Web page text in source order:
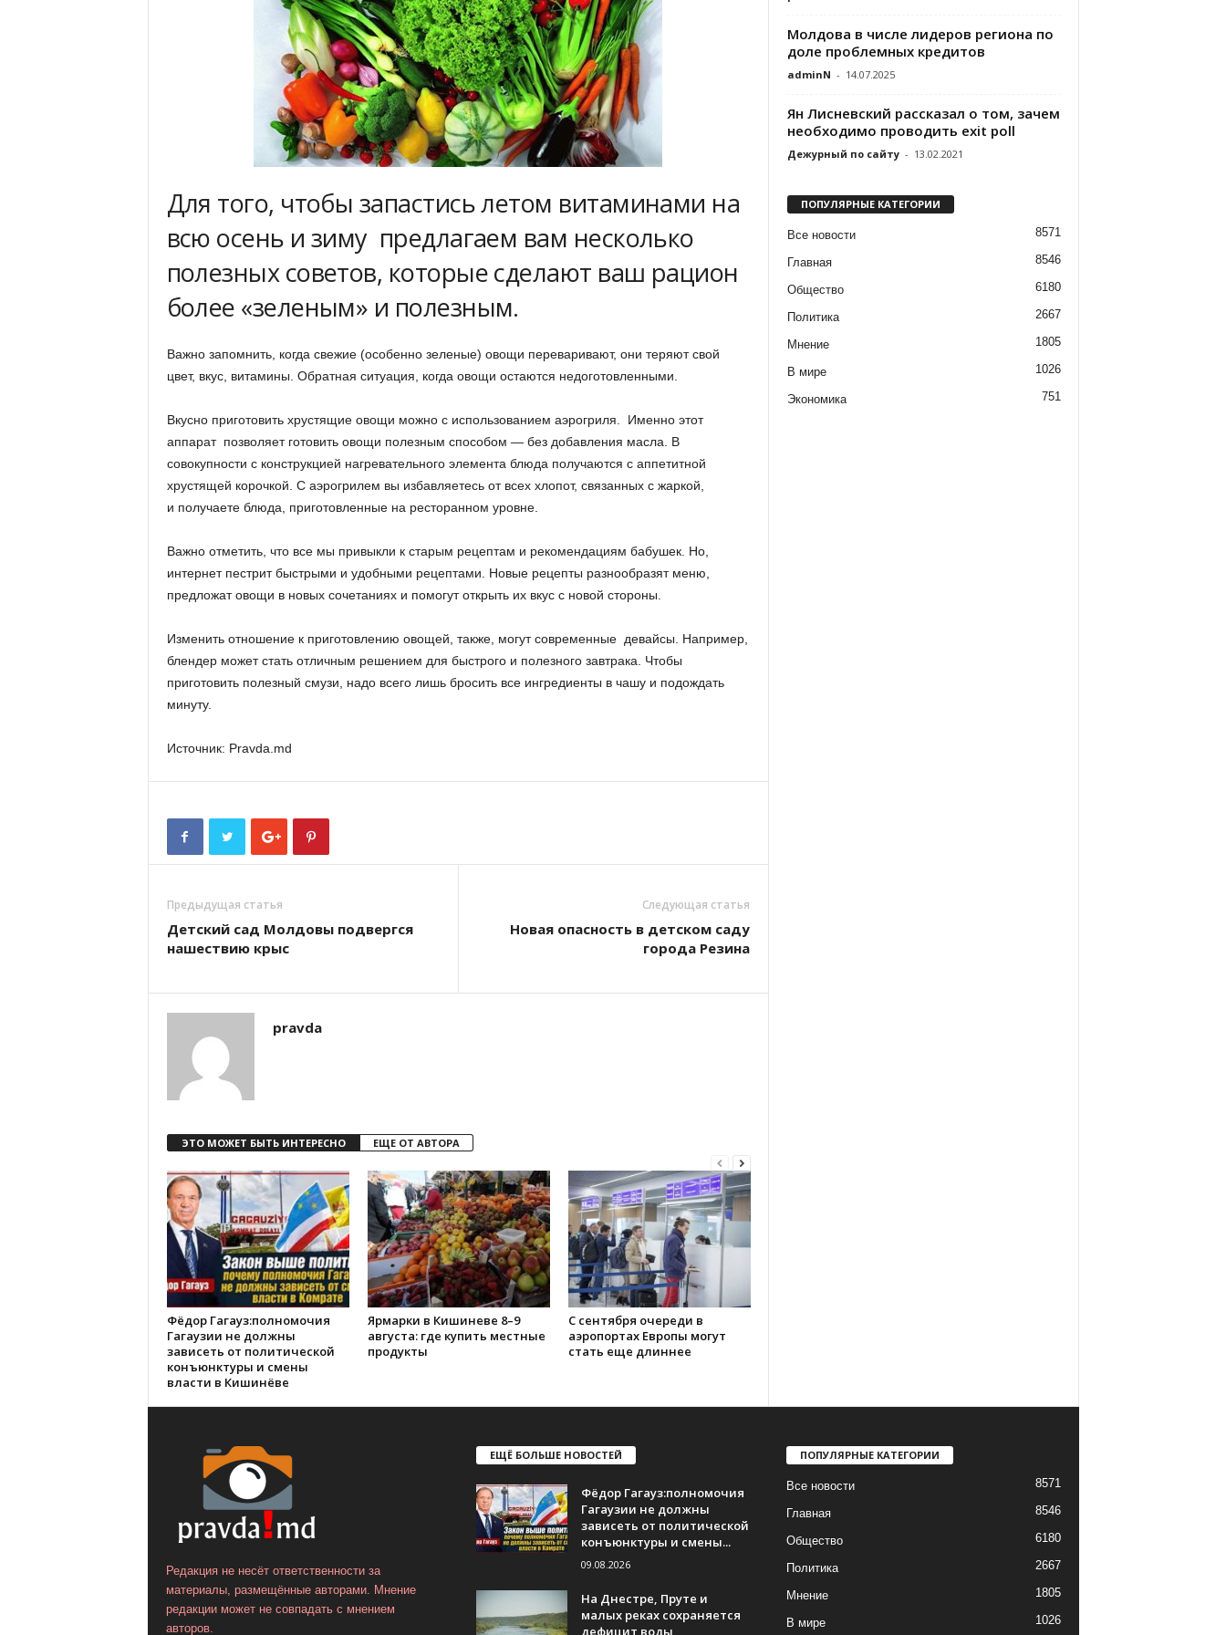
Для того, чтобы запастись летом витаминами на
всю осень и зиму предлагаем вам несколько
полезных советов, которые сделают ваш рацион
более «зеленым» и полезным.
Важно запомнить, когда свежие (особенно зеленые) овощи переваривают, они теряют свой
цвет, вкус, витамины. Обратная ситуация, когда овощи остаются недоготовленными.
Вкусно приготовить хрустящие овощи можно с использованием аэрогриля. Именно этот
аппарат позволяет готовить овощи полезным способом — без добавления масла. В
совокупности с конструкцией нагревательного элемента блюда получаются с аппетитной
хрустящей корочкой. С аэрогрилем вы избавляетесь от всех хлопот, связанных с жаркой,
и получаете блюда, приготовленные на ресторанном уровне.
Важно отметить, что все мы привыкли к старым рецептам и рекомендациям бабушек. Но,
интернет пестрит быстрыми и удобными рецептами. Новые рецепты разнообразят меню,
предложат овощи в новых сочетаниях и помогут открыть их вкус с новой стороны.
Изменить отношение к приготовлению овощей, также, могут современные девайсы. Например,
блендер может стать отличным решением для быстрого и полезного завтрака. Чтобы
приготовить полезный смузи, надо всего лишь бросить все ингредиенты в чашу и подождать
минуту.
Источник: Pravda.md
Предыдущая статья
Детский сад Молдовы подвергся
нашествию крыс
Следующая статья
Новая опасность в детском саду
города Резина
pravda
ЭТО МОЖЕТ БЫТЬ ИНТЕРЕСНО ЕЩЕ ОТ АВТОРА
Фёдор Гагауз:полномочия
Гагаузии не должны
зависеть от политической
конъюнктуры и смены
власти в Кишинёве
Ярмарки в Кишиневе 8–9
августа: где купить местные
продукты
С сентября очереди в
аэропортах Европы могут
стать еще длиннее
Молдова в числе лидеров региона по
доле проблемных кредитов
adminN - 14.07.2025
Ян Лисневский рассказал о том, зачем
необходимо проводить еxit рoll
Дежурный по сайту - 13.02.2021
ПОПУЛЯРНЫЕ КАТЕГОРИИ
Все новости 8571
Главная 8546
Общество 6180
Политика 2667
Мнение 1805
В мире 1026
Экономика 751
Редакция не несёт ответственности за
материалы, размещённые авторами. Мнение
редакции может не совпадать с мнением
авторов.
ЕЩЁ БОЛЬШЕ НОВОСТЕЙ
Фёдор Гагауз:полномочия
Гагаузии не должны
зависеть от политической
конъюнктуры и смены...
09.08.2026
На Днестре, Пруте и
малых реках сохраняется
дефицит воды
ПОПУЛЯРНЫЕ КАТЕГОРИИ
Все новости 8571
Главная 8546
Общество 6180
Политика 2667
Мнение 1805
В мире 1026